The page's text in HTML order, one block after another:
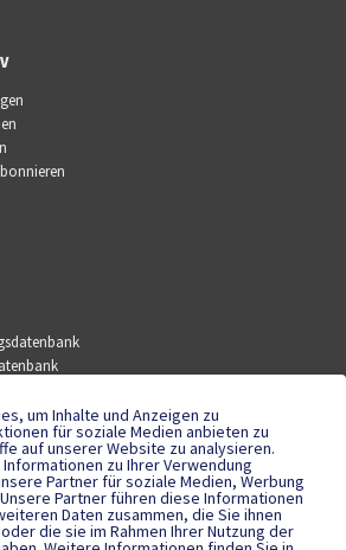
um Inhalte und Anzeigen zu
für soziale Medien anbieten zu
auf unserer Website zu analysieren.
zu Ihrer Verwendung
Partner für soziale Medien, Werbung
Partner führen diese Informationen
Daten zusammen, die Sie ihnen
die sie im Rahmen Ihrer Nutzung der